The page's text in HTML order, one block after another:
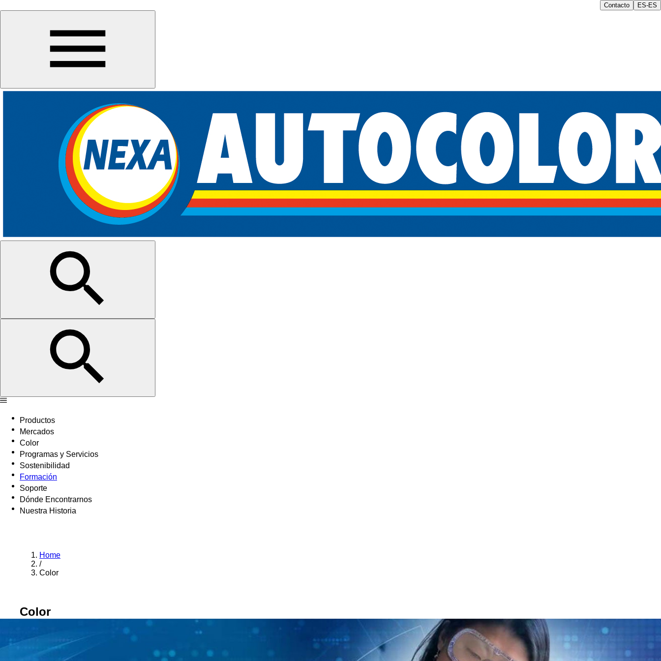
Contacto ES-ES
Productos
Mercados
Color
Programas y Servicios
Sostenibilidad
Formación
Soporte
Dónde Encontrarnos
Nuestra Historia
Home
/
Color
Color